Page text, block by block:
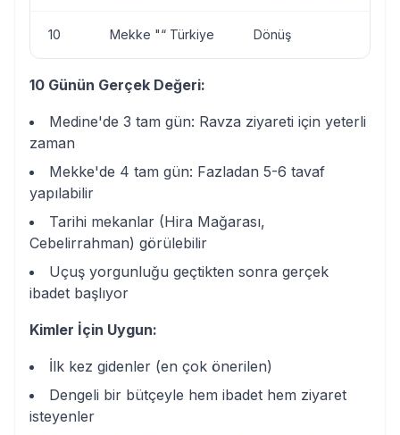
10 Mekke "“ Türkiye Dönüş
10 Günün Gerçek Değeri:
Medine'de 3 tam gün: Ravza ziyareti için yeterli
zaman
Mekke'de 4 tam gün: Fazladan 5-6 tavaf
yapılabilir
Tarihi mekanlar (Hira Mağarası,
Cebelirrahman) görülebilir
Uçuş yorgunluğu geçtikten sonra gerçek
ibadet başlıyor
Kimler İçin Uygun:
İlk kez gidenler (en çok önerilen)
Dengeli bir bütçeyle hem ibadet hem ziyaret
isteyenler